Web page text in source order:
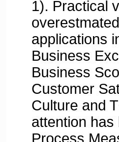
1). Practical
applications
Business
Business
Customer
Culture and
attention
Process